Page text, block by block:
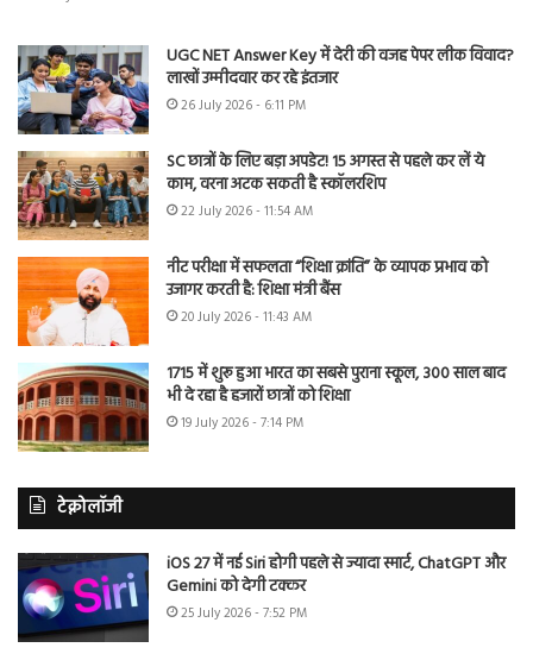
UGC NET Answer Key में देरी की वजह पेपर लीक विवाद?
लाखों उम्मीदवार कर रहे इंतजार
26 July 2026 - 6:11 PM
SC छात्रों के लिए बड़ा अपडेट! 15 अगस्त से पहले कर लें ये
काम, वरना अटक सकती है स्कॉलरशिप
22 July 2026 - 11:54 AM
नीट परीक्षा में सफलता “शिक्षा क्रांति” के व्यापक प्रभाव को
उजागर करती है: शिक्षा मंत्री बैंस
20 July 2026 - 11:43 AM
1715 में शुरू हुआ भारत का सबसे पुराना स्कूल, 300 साल बाद
भी दे रहा है हजारों छात्रों को शिक्षा
19 July 2026 - 7:14 PM
टेक्नोलॉजी
iOS 27 में नई Siri होगी पहले से ज्यादा स्मार्ट, ChatGPT और
Gemini को देगी टक्कर
25 July 2026 - 7:52 PM